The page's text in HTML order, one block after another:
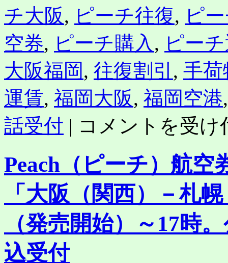
チ大阪, ピーチ往復, ピ
空券, ピーチ購入 , ピー
大阪福岡, 往復割引 , 手荷
運賃, 福岡大阪, 福岡空港
話受付 |
ピ
ー
「大
阪
（関
西）
－
コメントを受
Peach（ピーチ）航空
「大阪（関西）－札
（発売開始）～17時
込受付